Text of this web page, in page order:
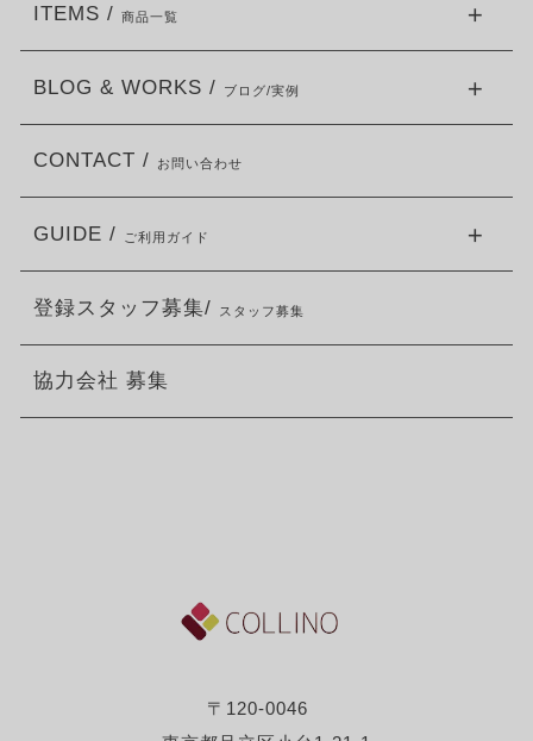
〒120-0046
ITEMS / 商品一覧
BLOG & WORKS / ブログ/実例
CONTACT / お問い合わせ
GUIDE / ご利用ガイド
登録スタッフ募集/ スタッフ募集
協力会社 募集